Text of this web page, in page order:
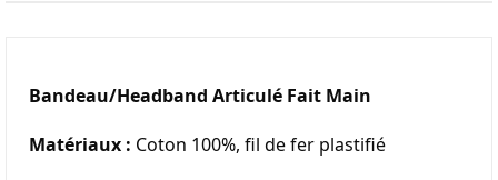
Bandeau/Headband Articulé Fait Main
Matériaux : Coton 100%, fil de fer plastifié